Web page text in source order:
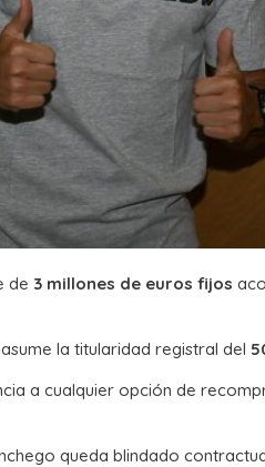
de 3 millones de euros fijos
asume la titularidad registral del
a cualquier opción de
queda blindado